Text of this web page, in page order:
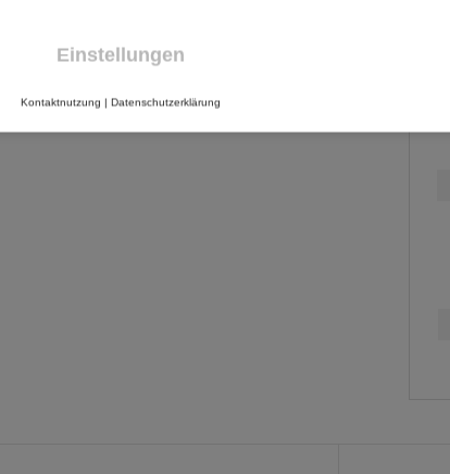
Einstellungen
Kontaktnutzung | Datenschutzerklärung